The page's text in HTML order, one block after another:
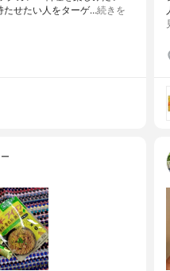
たせたい人をターゲ…続きを